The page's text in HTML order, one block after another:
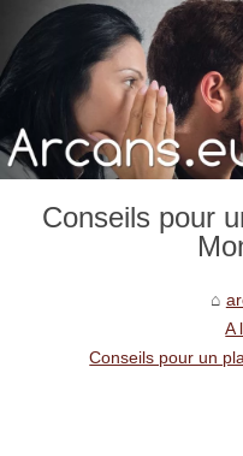
Conseils pour
A
Conseils pour un